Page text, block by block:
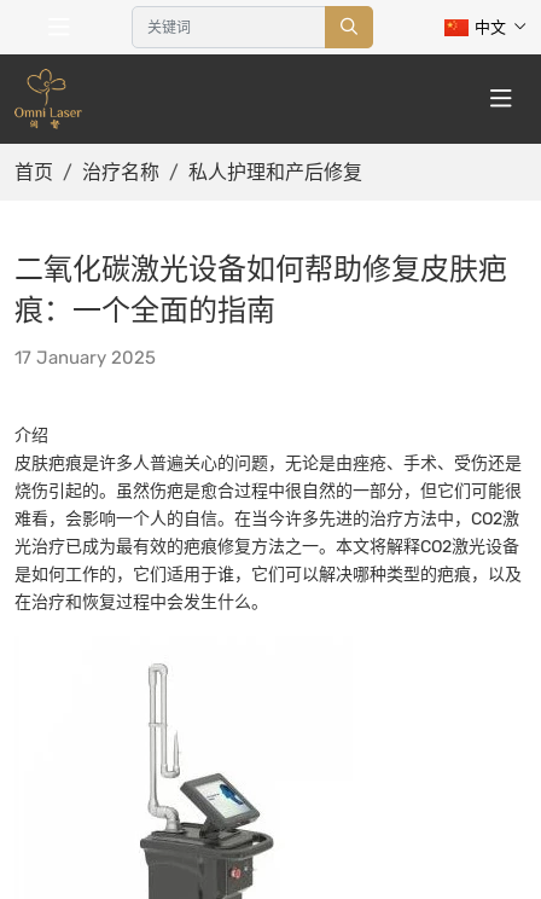
中文
首页 治疗名称 私人护理和产后修复
二氧化碳激光设备如何帮助修复皮肤疤
痕：一个全面的指南
17 January 2025
介绍
皮肤疤痕是许多人普遍关心的问题，无论是由痤疮、手术、受伤还是
烧伤引起的。虽然伤疤是愈合过程中很自然的一部分，但它们可能很
难看，会影响一个人的自信。在当今许多先进的治疗方法中，CO2激
光治疗已成为最有效的疤痕修复方法之一。本文将解释CO2激光设备
是如何工作的，它们适用于谁，它们可以解决哪种类型的疤痕，以及
在治疗和恢复过程中会发生什么。